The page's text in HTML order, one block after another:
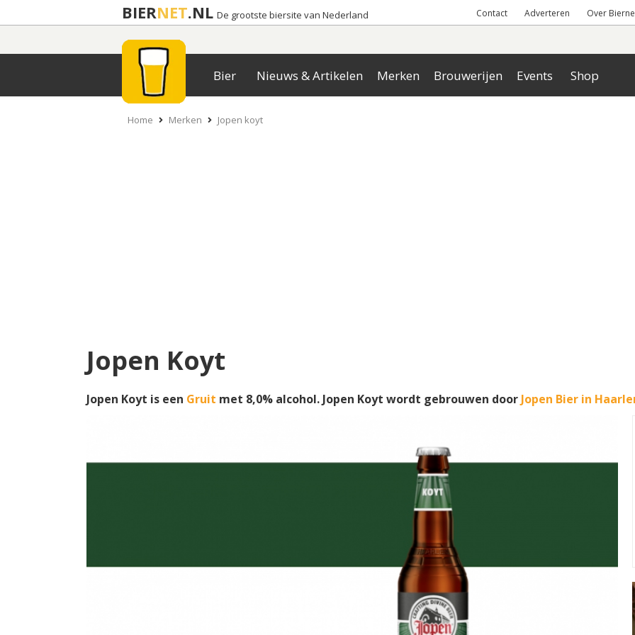
BIERNET.NL De grootste biersite van Nederland Contact Adverteren Over
Bier Nieuws & Artikelen Merken Brouwerijen Events Shop
Home Merken Jopen koyt
Jopen Koyt
Jopen Koyt is een Gruit met 8,0% alcohol. Jopen Koyt wordt gebrouwen door Jopen Bier in